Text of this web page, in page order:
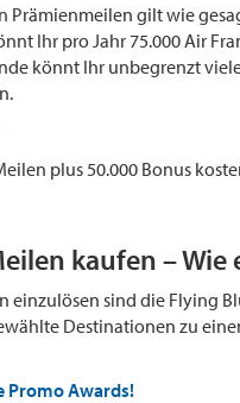
gilt wie
Ihr pro Jahr 75.000 Air
könnt Ihr unbegrenzt
plus 50.000 Bonus
kaufen – Wie
sind die Flying
Destinationen zu
Promo Awards!